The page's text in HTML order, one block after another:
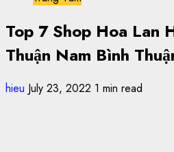
Top 7 Shop Hoa Lan
Thuận Nam Bình
hieu July 23, 2022 1 min read